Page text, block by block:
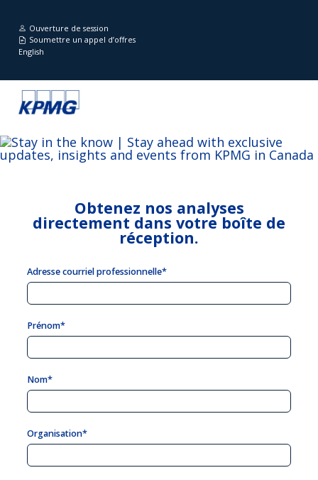
Ouverture de session
Soumettre un appel d’offres
English
Obtenez nos analyses
directement dans votre boîte de
réception.
Adresse courriel professionnelle*
Prénom*
Nom*
Organisation*